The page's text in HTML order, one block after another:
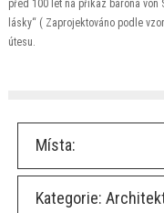
před 100 let na příkaz barona von
lásky“ ( Zaprojektováno podle
útesu.
Místa:
Kategorie: